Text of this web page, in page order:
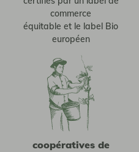
commerce
équitable et le label Bio
européen
coopératives de